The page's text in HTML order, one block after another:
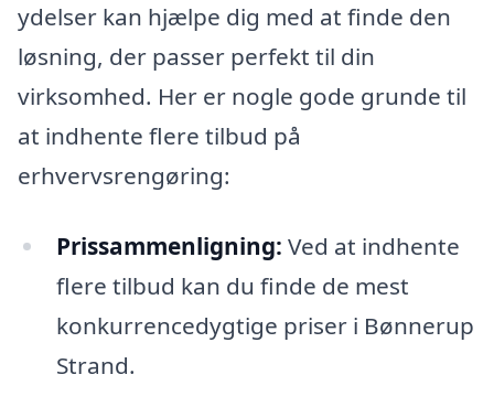
ydelser kan hjælpe dig med at finde den
løsning, der passer perfekt til din
virksomhed. Her er nogle gode grunde til
at indhente flere tilbud på
erhvervsrengøring:
Prissammenligning: Ved at indhente
flere tilbud kan du finde de mest
konkurrencedygtige priser i Bønnerup
Strand.